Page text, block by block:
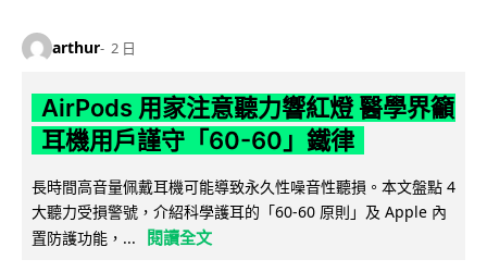
arthur 2 日
AirPods 用家注意聽力響紅燈 醫學界籲
耳機用戶謹守「60-60」鐵律
長時間高音量佩戴耳機可能導致永久性噪音性聽損。本文盤點 4
大聽力受損警號，介紹科學護耳的「60-60 原則」及 Apple 內
置防護功能，...
閱讀全文